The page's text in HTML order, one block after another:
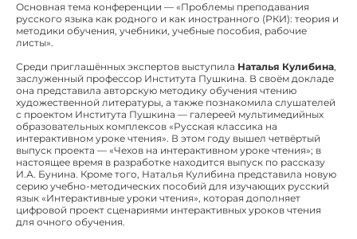
Основная тема конференции — «Проблемы преподавания
русского языка как родного и как иностранного (РКИ): теория и
методики обучения, учебники, учебные пособия, рабочие
листы».
Среди приглашённых экспертов выступила Наталья Кулибина,
заслуженный профессор Института Пушкина. В своём докладе
она представила авторскую методику обучения чтению
художественной литературы, а также познакомила слушателей
с проектом Института Пушкина — галереей мультимедийных
образовательных комплексов «Русская классика на
интерактивном уроке чтения». В этом году вышел четвёртый
выпуск проекта — «Чехов на интерактивном уроке чтения»; в
настоящее время в разработке находится выпуск по рассказу
И.А. Бунина. Кроме того, Наталья Кулибина представила новую
серию учебно-методических пособий для изучающих русский
язык «Интерактивные уроки чтения», которая дополняет
цифровой проект сценариями интерактивных уроков чтения
для очного обучения.